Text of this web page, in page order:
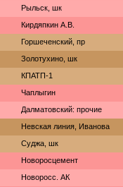
Рыльск, шк
Кирдяпкин А.В.
Горшеченский, пр
Золотухино, шк
КПАТП-1
Чаплыгин
Далматовский: прочие
Невская линия, Иванова
Суджа, шк
Новоросцемент
Новоросс. АК